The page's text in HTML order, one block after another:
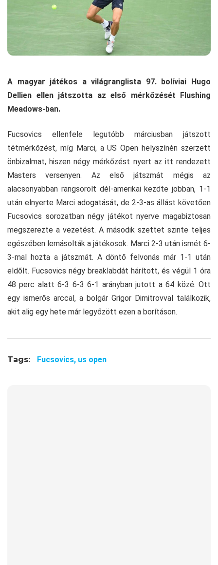
A magyar játékos a világranglista 97. bolíviai Hugo
Dellien ellen játszotta az első mérkőzését Flushing
Meadows-ban.
Fucsovics ellenfele legutóbb márciusban játszott
tétmérkőzést, míg Marci, a US Open helyszínén szerzett
önbizalmat, hiszen négy mérkőzést nyert az itt rendezett
Masters versenyen. Az első játszmát mégis az
alacsonyabban rangsorolt dél-amerikai kezdte jobban, 1-1
után elnyerte Marci adogatását, de 2-3-as állást követően
Fucsovics sorozatban négy játékot nyerve magabiztosan
megszerezte a vezetést. A második szettet szinte teljes
egészében lemásolták a játékosok. Marci 2-3 után ismét 6-
3-mal hozta a játszmát. A döntő felvonás már 1-1 után
eldőlt. Fucsovics négy breaklabdát hárított, és végül 1 óra
48 perc alatt 6-3 6-3 6-1 arányban jutott a 64 közé. Ott
egy ismerős arccal, a bolgár Grigor Dimitrovval találkozik,
akit alig egy hete már legyőzött ezen a borításon.
Tags: Fucsovics, us open